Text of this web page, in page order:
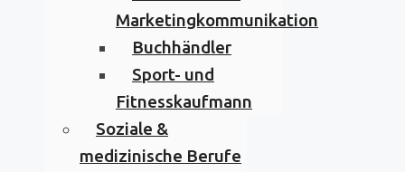
Marketingkommunikation
Buchhändler
Sport- und
Fitnesskaufmann
Soziale &
medizinische Berufe